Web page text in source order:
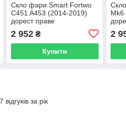
Скло фари Smart Fortwo
C451 A453 (2014-2019)
дорест праве
2 952₴
Купити
Mk6
2
за рік